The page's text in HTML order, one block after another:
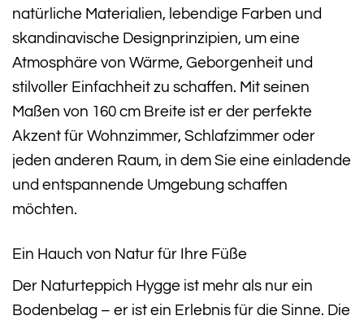
natürliche Materialien, lebendige Farben und
skandinavische Designprinzipien, um eine
Atmosphäre von Wärme, Geborgenheit und
stilvoller Einfachheit zu schaffen. Mit seinen
Maßen von 160 cm Breite ist er der perfekte
Akzent für Wohnzimmer, Schlafzimmer oder
jeden anderen Raum, in dem Sie eine einladende
und entspannende Umgebung schaffen
möchten.
Ein Hauch von Natur für Ihre Füße
Der Naturteppich Hygge ist mehr als nur ein
Bodenbelag – er ist ein Erlebnis für die Sinne. Die